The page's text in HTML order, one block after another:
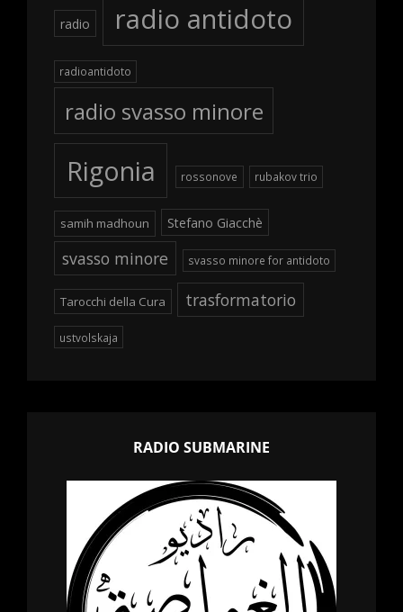
radio radio antidoto
radioantidoto
radio svasso minore
Rigonia rossonove rubakov trio
samih madhoun Stefano Giacchè
svasso minore svasso minore for antidoto
Tarocchi della Cura trasformatorio
ustvolskaja
RADIO SUBMARINE